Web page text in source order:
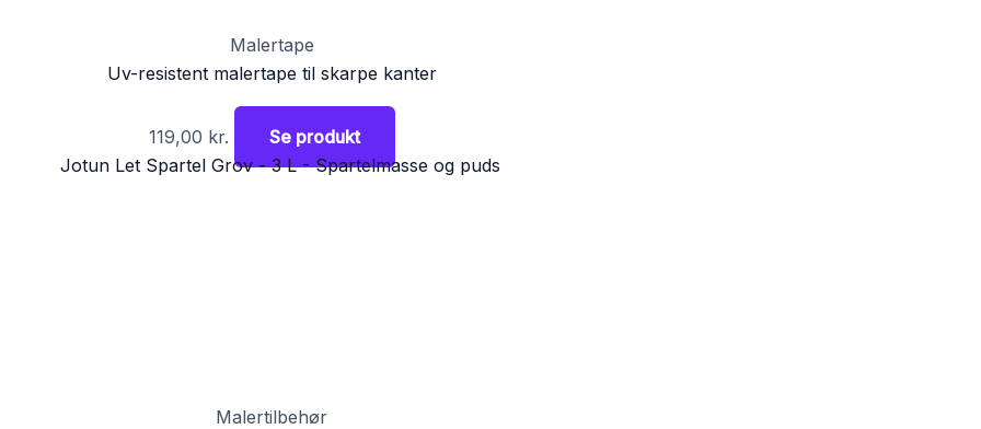
Malertape
Uv-resistent malertape til skarpe kanter
119,00 kr. Se produkt
Malertilbehør